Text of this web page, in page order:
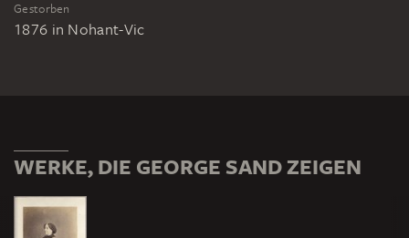
Gestorben
1876 in Nohant-Vic
WERKE, DIE GEORGE SAND ZEIGEN